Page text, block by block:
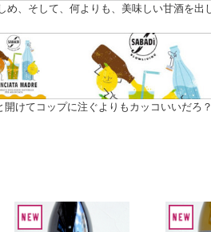
め、そして、何よりも、美味しい甘酒を
開けてコップに注ぐよりもカッコいいだろ？